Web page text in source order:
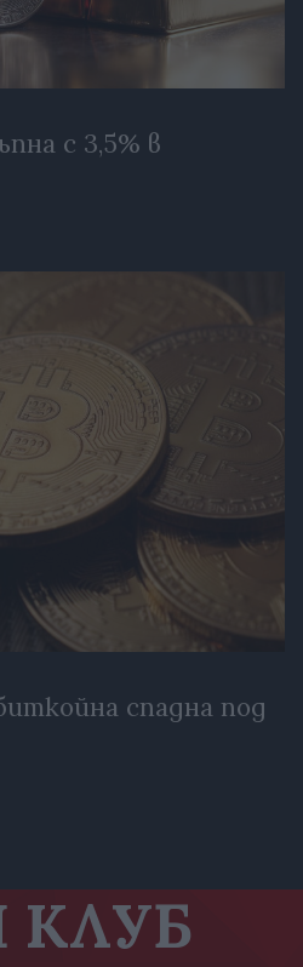
с 3,5% в
спадна под